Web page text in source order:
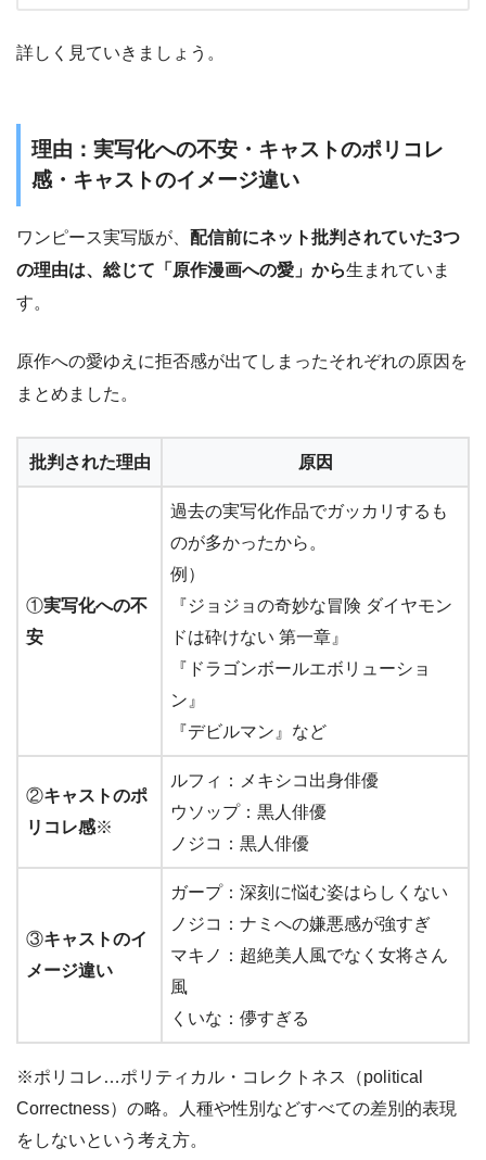
詳しく見ていきましょう。
理由：実写化への不安・キャストのポリコレ
感・キャストのイメージ違い
ワンピース実写版が、 配信前にネット批判されていた3つ
の理由は、総じて「原作漫画への愛」から生まれていま
す。
原作への愛ゆえに拒否感が出てしまったそれぞれの原因を
まとめました。
批判された理由 原因
①実写化への不
安
過去の実写化作品でガッカリするも
のが多かったから。
例）
『ジョジョの奇妙な冒険 ダイヤモン
ドは砕けない 第一章』
『ドラゴンボールエボリューショ
ン』
『デビルマン』など
②キャストのポ
リコレ感※
ルフィ：メキシコ出身俳優
ウソップ：黒人俳優
ノジコ：黒人俳優
③キャストのイ
メージ違い
ガープ：深刻に悩む姿はらしくない
ノジコ：ナミへの嫌悪感が強すぎ
マキノ：超絶美人風でなく女将さん
風
くいな：儚すぎる
※ポリコレ…ポリティカル・コレクトネス（political
Correctness）の略。人種や性別などすべての差別的表現
をしないという考え方。